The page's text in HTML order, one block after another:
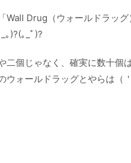
Wall Drug（ウォールドラッ
｡)?(｡_ﾟ)?
二個じゃなく、確実に数十個
ウォールドラッグとやらは